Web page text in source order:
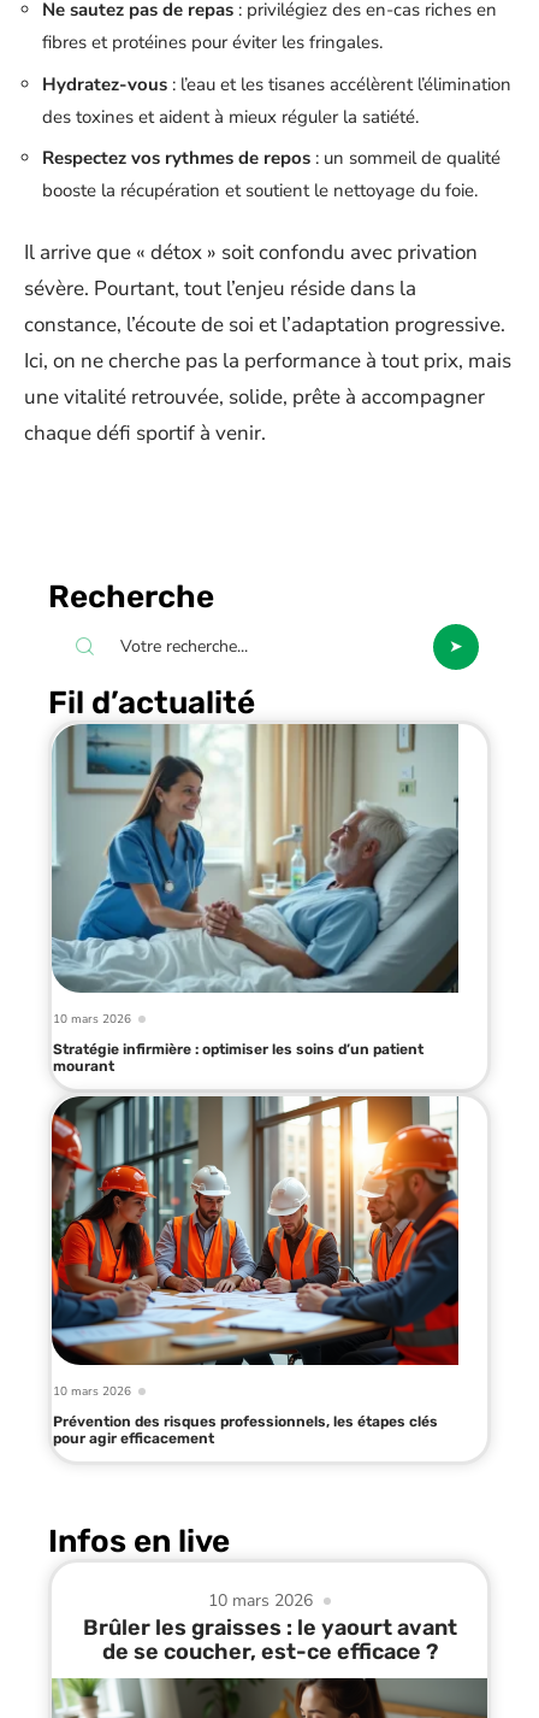
Ne sautez pas de repas : privilégiez des en-cas riches en
fibres et protéines pour éviter les fringales.
Hydratez-vous : l’eau et les tisanes accélèrent l’élimination
des toxines et aident à mieux réguler la satiété.
Respectez vos rythmes de repos : un sommeil de qualité
booste la récupération et soutient le nettoyage du foie.
Il arrive que « détox » soit confondu avec privation
sévère. Pourtant, tout l’enjeu réside dans la
constance, l’écoute de soi et l’adaptation progressive.
Ici, on ne cherche pas la performance à tout prix, mais
une vitalité retrouvée, solide, prête à accompagner
chaque défi sportif à venir.
Recherche
Fil d’actualité
10 mars 2026
Stratégie infirmière : optimiser les soins d’un patient
mourant
10 mars 2026
Prévention des risques professionnels, les étapes clés
pour agir efficacement
Infos en live
10 mars 2026
Brûler les graisses : le yaourt avant
de se coucher, est-ce efficace ?